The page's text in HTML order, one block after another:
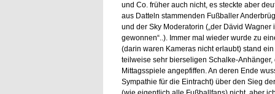
und Co. früher auch nicht, es steckte aber
aus Datteln stammenden Fußballer
und der Sky Moderatorin („der Dävid
gewonnen“..). Immer mal wieder wurde zu
(darin waren Kameras nicht erlaubt) stand
teilweise sehr bierseligen Schalke-
Mittagsspiele angepfiffen. An deren Ende
Sympathie für die Eintracht) über den Sieg